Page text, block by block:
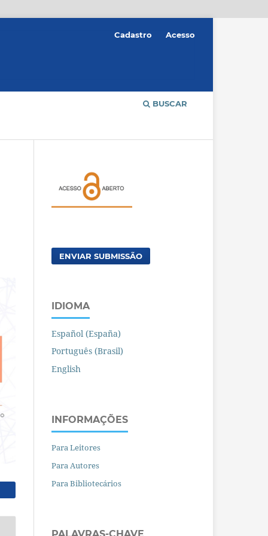
BUSCAR
Cadastro Acesso
ENVIAR SUBMISSÃO
IDIOMA
Español (España)
Português (Brasil)
English
INFORMAÇÕES
Para Leitores
Para Autores
Para Bibliotecários